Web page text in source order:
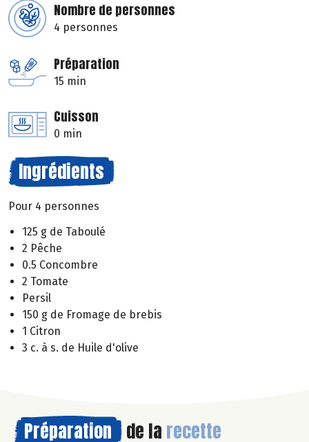
Nombre de personnes
4 personnes
Préparation
15 min
Cuisson
0 min
Ingrédients
Pour 4 personnes
125 g de Taboulé
2 Pêche
0.5 Concombre
2 Tomate
Persil
150 g de Fromage de brebis
1 Citron
3 c. à s. de Huile d'olive
Préparation de la recette